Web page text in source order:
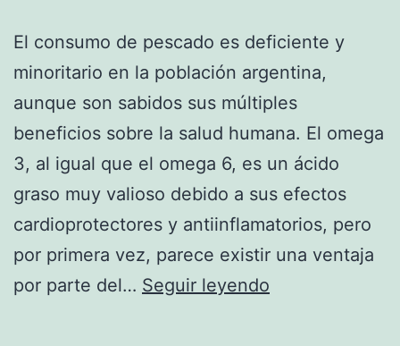
El consumo de pescado es deficiente y
minoritario en la población argentina,
aunque son sabidos sus múltiples
beneficios sobre la salud humana. El omega
3, al igual que el omega 6, es un ácido
graso muy valioso debido a sus efectos
cardioprotectores y antiinflamatorios, pero
por primera vez, parece existir una ventaja
por parte del… Seguir leyendo